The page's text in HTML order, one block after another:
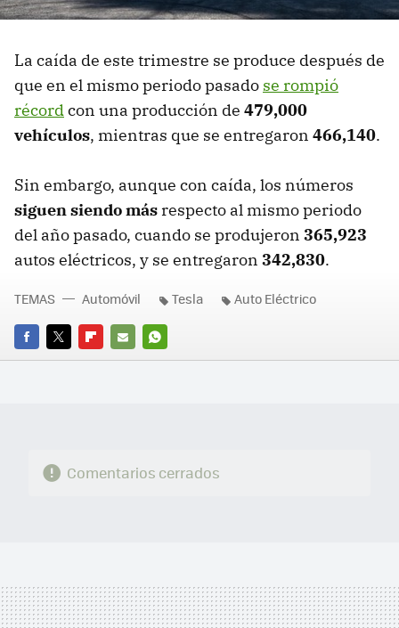
La caída de este trimestre se produce después de
que en el mismo periodo pasado se rompió
récordcon una producción de 479,000
vehículos, mientras que se entregaron 466,140.
Sin embargo, aunque con caída, los números
siguen siendo más respecto al mismo periodo
del año pasado, cuando se produjeron 365,923
autos eléctricos, y se entregaron 342,830.
FACEBOOK
TWITTERFLIPBOARD
E-
WHATSAPP
TEMAS Automóvil Tesla Auto Eléctrico
Comentarios cerrados